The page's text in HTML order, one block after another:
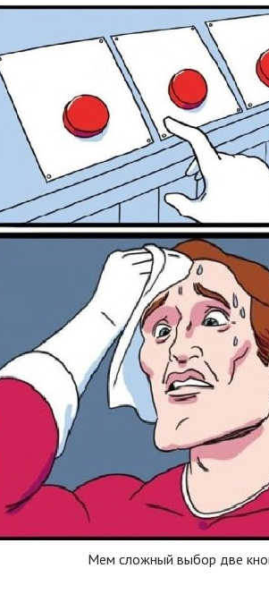
Мем сложный выбор две